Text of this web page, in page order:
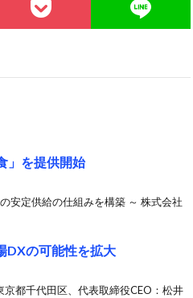
」を提供開始
安定供給の仕組みを構築 ～ 株式会社
DXの可能性を拡大
都千代田区、代表取締役CEO：松井